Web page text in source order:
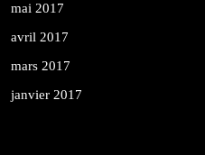
mai 2017
avril 2017
mars 2017
janvier 2017